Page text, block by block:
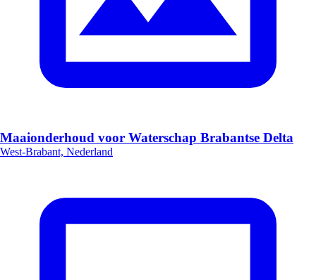
Maaionderhoud voor Waterschap Brabantse Delta
West-Brabant, Nederland